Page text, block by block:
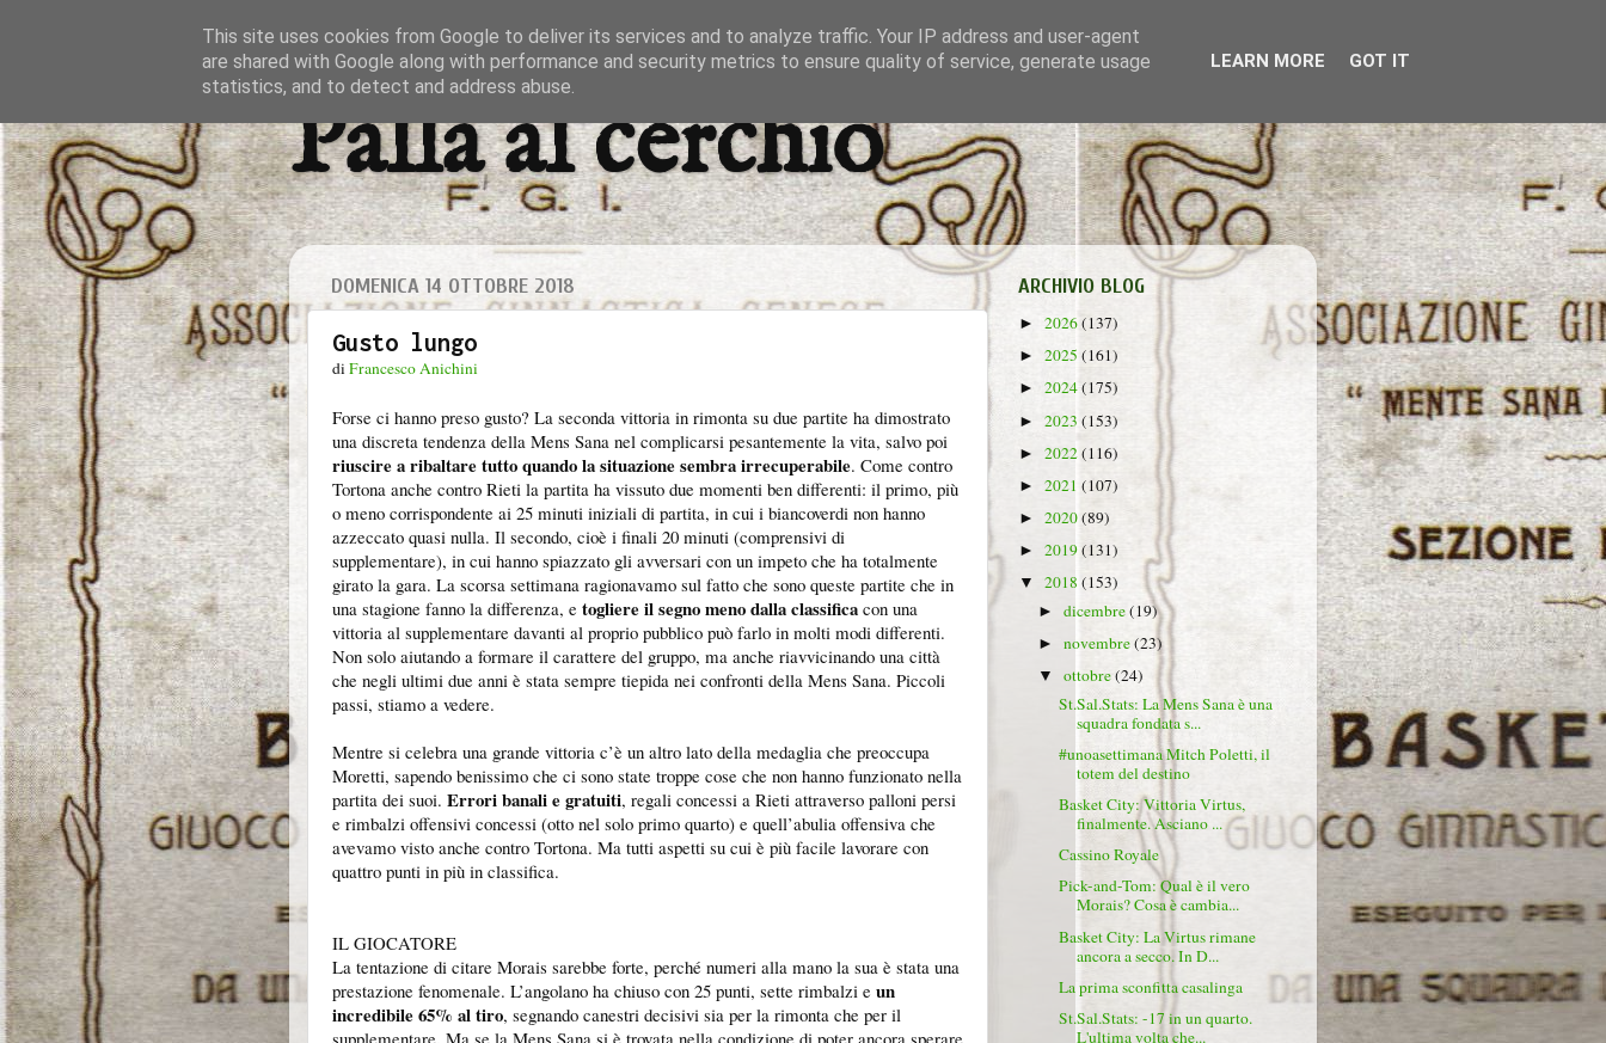
Palla al cerchio
DOMENICA 14 OTTOBRE 2018
Gusto lungo
diFrancesco Anichini
Forse ci hanno preso gusto? La seconda vittoria in rimonta su due partite ha dimostrato
una discreta tendenza della Mens Sana nel complicarsi pesantemente la vita, salvo poi
riuscire a ribaltare tutto quando la situazione sembra irrecuperabile. Come contro
Tortona anche contro Rieti la partita ha vissuto due momenti ben differenti: il primo, più
o meno corrispondente ai 25 minuti iniziali di partita, in cui i biancoverdi non hanno
azzeccato quasi nulla. Il secondo, cioè i finali 20 minuti (comprensivi di
supplementare), in cui hanno spiazzato gli avversari con un impeto che ha totalmente
girato la gara. La scorsa settimana ragionavamo sul fatto che sono queste partite che in
una stagione fanno la differenza, e togliere il segno meno dalla classifica con una
vittoria al supplementare davanti al proprio pubblico può farlo in molti modi differenti.
Non solo aiutando a formare il carattere del gruppo, ma anche riavvicinando una città
che negli ultimi due anni è stata sempre tiepida nei confronti della Mens Sana. Piccoli
passi, stiamo a vedere.
Mentre si celebra una grande vittoria c’è un altro lato della medaglia che preoccupa
Moretti, sapendo benissimo che ci sono state troppe cose che non hanno funzionato nella
partita dei suoi. Errori banali e gratuiti, regali concessi a Rieti attraverso palloni persi
e rimbalzi offensivi concessi (otto nel solo primo quarto) e quell’abulia offensiva che
avevamo visto anche contro Tortona. Ma tutti aspetti su cui è più facile lavorare con
quattro punti in più in classifica.
IL GIOCATORE
La tentazione di citare Morais sarebbe forte, perché numeri alla mano la sua è stata una
prestazione fenomenale. L’angolano ha chiuso con 25 punti, sette rimbalzi e un
incredibile 65% al tiro, segnando canestri decisivi sia per la rimonta che per il
supplementare. Ma se la Mens Sana si è trovata nella condizione di poter ancora sperare
ARCHIVIO BLOG
► 2026(137)
► 2025 (161)
► 2024(175)
► 2023 (153)
► 2022(116)
► 2021 (107)
► 2020(89)
► 2019(131)
▼ 2018 (153)
►dicembre(19)
►novembre(23)
▼ottobre(24)
St.Sal.Stats: La Mens Sana è una
squadra fondata s...
#unoasettimana Mitch Poletti, il
totem del destino
Basket City: Vittoria Virtus,
finalmente. Asciano ...
Cassino Royale
Pick-and-Tom: Qual è il vero
Morais? Cosa è cambia...
Basket City: La Virtus rimane
ancora a secco. In D...
La prima sconfitta casalinga
St.Sal.Stats: -17 in un quarto.
L'ultima volta che...
This site uses cookies from Google to deliver its services and to analyze traffic. Your IP address and user-agent
are shared with Google along with performance and security metrics to ensure quality of service, generate usage
statistics, and to detect and address abuse.
LEARN MORE GOT IT